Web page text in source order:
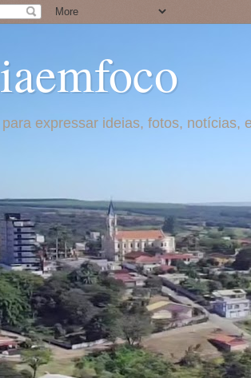
expressar ideias, fotos,